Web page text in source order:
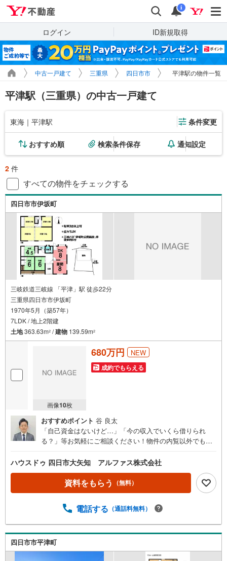
検索 通知
i
ログイン ID新規取得
中古一戸建て 三重県 四日市市 平津駅の物件一覧
平津駅（三重県）の中古一戸建て
東海｜平津駅 条件変更
おすすめ順 検索条件保存 通知設定
2 件
すべての物件をチェックする
四日市市伊坂町
三岐鉄道三岐線 「平津」駅 徒歩22分
三重県四日市市伊坂町
1970年5月（築57年）
7LDK / 地上2階建
土地363.63m2 /建物 139.59m2
画像10枚
680万円 NEW
成約でもらえる
おすすめポイント 谷 良太
「自己資金はないけど…」「今の収入でいくら借りられ
る？」等お気軽にご相談ください！物件の内覧以外でも、
みなどもご相談承ります。
ハウスドゥ 四日市大矢知 アルファス株式会社
資料をもらう （無料）
電話する （通話料無料）
四日市市平津町